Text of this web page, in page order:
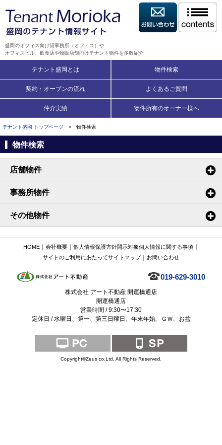
盛岡のオフィス向け貸事務所（オフィス）や
オフィスビル、飲食店や物販店舗向けテナント物件を多数紹介
テナント盛岡とは 物件検索
契約・オープンの流れ よくあるご質問
仲介実績 物件所有のオーナー様へ
テナント盛岡 トップページ > 物件検索
物件検索
店舗物件
事務所物件
その他物件
HOME｜ 会社概要｜ 個人情報保護方針開示対象個人情報に関する事項｜
サイトのご利用にあたってサイトマップ｜ お問い合わせ
019-629-3010
株式会社 アート不動産 開運橋通店
開運橋通店
営業時間 / 9:30〜17:30
定休日 / 水曜日、第一、第三日曜日、年末年始、ＧＷ、お盆
Copyright©Zeus co,Ltd. All Rights Reserved.